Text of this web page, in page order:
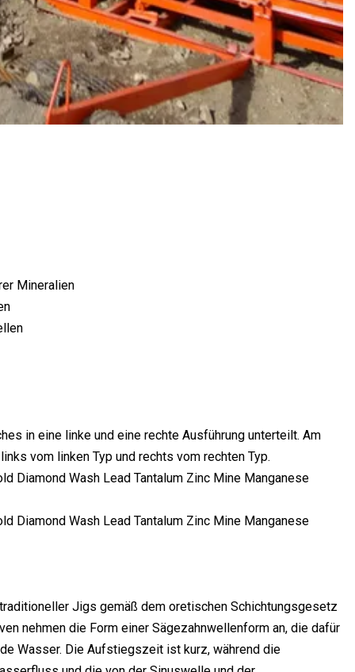
Mineralien
in eine linke und eine rechte Ausführung unterteilt. Am
vom linken Typ und rechts vom rechten Typ.
Jigs gemäß dem oretischen Schichtungsgesetz
nehmen die Form einer Sägezahnwellenform an, die dafür
Wasser. Die Aufstiegszeit ist kurz, während die